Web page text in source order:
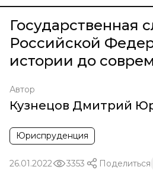
Государственная
Российской
истории до
Автор
Кузнецов Дмитрий
Юриспруденция
26.01.2022 3353 Поделиться